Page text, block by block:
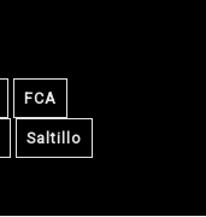
FCA
Saltillo